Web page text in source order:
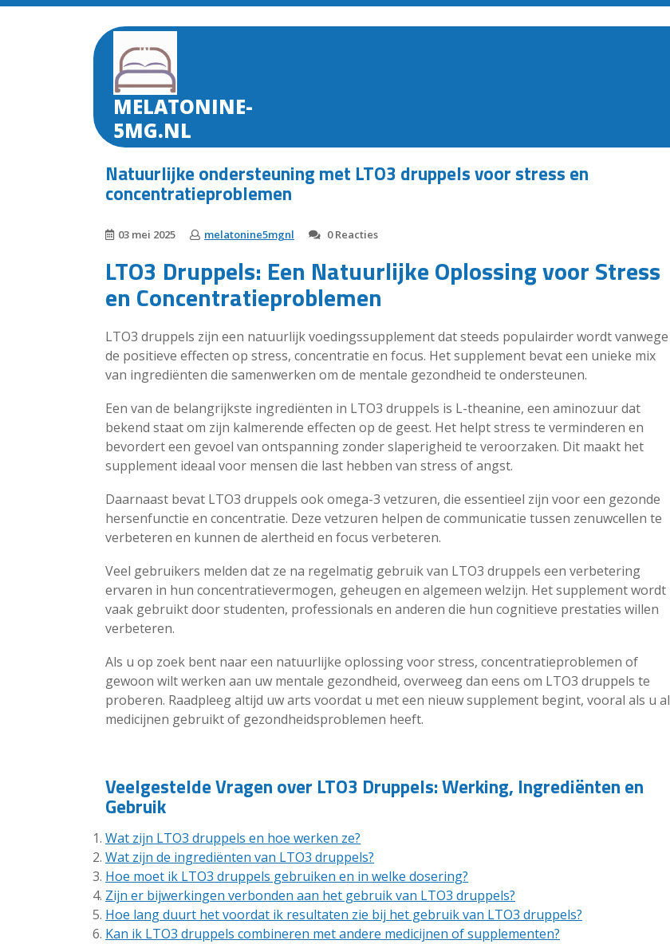
Skip
MELATONINE-
5MG.NL
Natuurlijke ondersteuning met LTO3 druppels voor stress en
concentratieproblemen
03 mei 2025 melatonine5mgnl 0 Reacties
LTO3 Druppels: Een Natuurlijke Oplossing voor Stress
en Concentratieproblemen
LTO3 druppels zijn een natuurlijk voedingssupplement dat steeds populairder wordt vanwege
de positieve effecten op stress, concentratie en focus. Het supplement bevat een unieke mix
van ingrediënten die samenwerken om de mentale gezondheid te ondersteunen.
Een van de belangrijkste ingrediënten in LTO3 druppels is L-theanine, een aminozuur dat
bekend staat om zijn kalmerende effecten op de geest. Het helpt stress te verminderen en
bevordert een gevoel van ontspanning zonder slaperigheid te veroorzaken. Dit maakt het
supplement ideaal voor mensen die last hebben van stress of angst.
Daarnaast bevat LTO3 druppels ook omega-3 vetzuren, die essentieel zijn voor een gezonde
hersenfunctie en concentratie. Deze vetzuren helpen de communicatie tussen zenuwcellen te
verbeteren en kunnen de alertheid en focus verbeteren.
Veel gebruikers melden dat ze na regelmatig gebruik van LTO3 druppels een verbetering
ervaren in hun concentratievermogen, geheugen en algemeen welzijn. Het supplement wordt
vaak gebruikt door studenten, professionals en anderen die hun cognitieve prestaties willen
verbeteren.
Als u op zoek bent naar een natuurlijke oplossing voor stress, concentratieproblemen of
gewoon wilt werken aan uw mentale gezondheid, overweeg dan eens om LTO3 druppels te
proberen. Raadpleeg altijd uw arts voordat u met een nieuw supplement begint, vooral als u al
medicijnen gebruikt of gezondheidsproblemen heeft.
Veelgestelde Vragen over LTO3 Druppels: Werking, Ingrediënten en
Gebruik
Wat zijn LTO3 druppels en hoe werken ze?
Wat zijn de ingrediënten van LTO3 druppels?
Hoe moet ik LTO3 druppels gebruiken en in welke dosering?
Zijn er bijwerkingen verbonden aan het gebruik van LTO3 druppels?
Hoe lang duurt het voordat ik resultaten zie bij het gebruik van LTO3 druppels?
Kan ik LTO3 druppels combineren met andere medicijnen of supplementen?